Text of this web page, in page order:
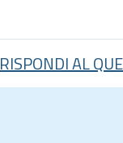
RISPONDI AL